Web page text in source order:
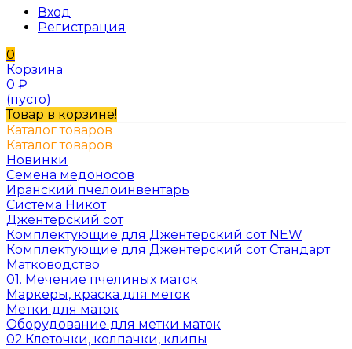
Вход
Регистрация
0
Корзина
0 ₽
(пусто)
Товар в корзине!
Каталог товаров
Каталог товаров
Новинки
Семена медоносов
Иранский пчелоинвентарь
Система Никот
Джентерский сот
Комплектующие для Джентерский сот NEW
Комплектующие для Джентерский сот Стандарт
Матководство
01. Мечение пчелиных маток
Маркеры, краска для меток
Метки для маток
Оборудование для метки маток
02.Клеточки, колпачки, клипы